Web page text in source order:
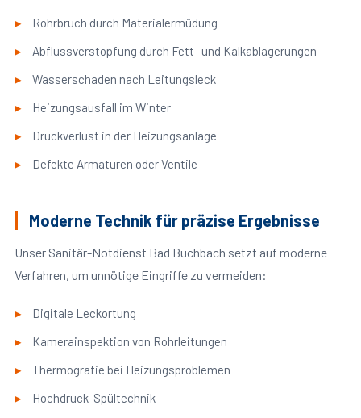
Rohrbruch durch Materialermüdung
Abflussverstopfung durch Fett- und Kalkablagerungen
Wasserschaden nach Leitungsleck
Heizungsausfall im Winter
Druckverlust in der Heizungsanlage
Defekte Armaturen oder Ventile
Moderne Technik für präzise Ergebnisse
Unser Sanitär-Notdienst Bad Buchbach setzt auf moderne
Verfahren, um unnötige Eingriffe zu vermeiden:
Digitale Leckortung
Kamerainspektion von Rohrleitungen
Thermografie bei Heizungsproblemen
Hochdruck-Spültechnik